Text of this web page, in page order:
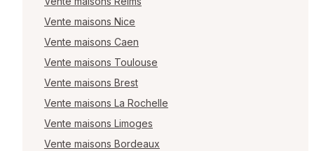
Vente maisons Nice
Vente maisons Caen
Vente maisons Toulouse
Vente maisons Brest
Vente maisons La Rochelle
Vente maisons Limoges
Vente maisons Bordeaux